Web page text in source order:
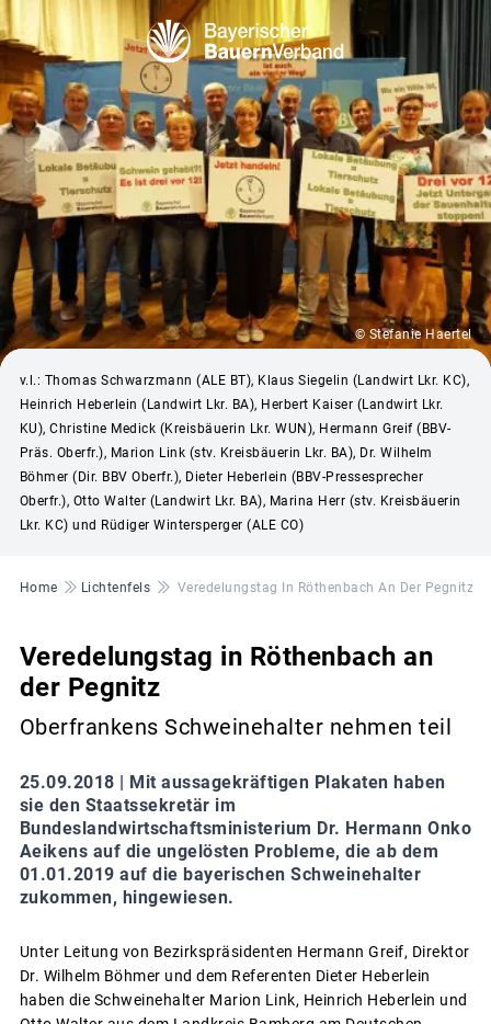
© Stefanie Haertel
v.l.: Thomas Schwarzmann (ALE BT), Klaus Siegelin (Landwirt Lkr. KC),
Heinrich Heberlein (Landwirt Lkr. BA), Herbert Kaiser (Landwirt Lkr.
KU), Christine Medick (Kreisbäuerin Lkr. WUN), Hermann Greif (BBV-
Präs. Oberfr.), Marion Link (stv. Kreisbäuerin Lkr. BA), Dr. Wilhelm
Böhmer (Dir. BBV Oberfr.), Dieter Heberlein (BBV-Pressesprecher
Oberfr.), Otto Walter (Landwirt Lkr. BA), Marina Herr (stv. Kreisbäuerin
Lkr. KC) und Rüdiger Wintersperger (ALE CO)
Pfadnavigation
Home Lichtenfels Veredelungstag In Röthenbach An Der Pegnitz
Veredelungstag in Röthenbach an
der Pegnitz
Oberfrankens Schweinehalter nehmen teil
25.09.2018 |
Mit aussagekräftigen Plakaten haben
sie den Staatssekretär im
Bundeslandwirtschaftsministerium Dr. Hermann Onko
Aeikens auf die ungelösten Probleme, die ab dem
01.01.2019 auf die bayerischen Schweinehalter
zukommen, hingewiesen.
Unter Leitung von Bezirkspräsidenten Hermann Greif, Direktor
Dr. Wilhelm Böhmer und dem Referenten Dieter Heberlein
haben die Schweinehalter Marion Link, Heinrich Heberlein und